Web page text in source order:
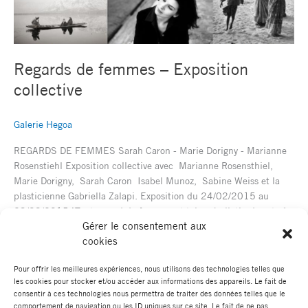
Gérer le consentement aux
cookies
Pour offrir les meilleures expériences, nous utilisons des technologies telles que
les cookies pour stocker et/ou accéder aux informations des appareils. Le fait de
consentir à ces technologies nous permettra de traiter des données telles que le
comportement de navigation ou les ID uniques sur ce site. Le fait de ne pas
Regards de femmes – Exposition
collective
Galerie Hegoa
REGARDS DE FEMMES Sarah Caron - Marie Dorigny - Marianne
Rosenstiehl Exposition collective avec Marianne Rosensthiel,
Marie Dorigny, Sarah Caron Isabel Munoz, Sabine Weiss et la
plasticienne Gabriella Zalapi. Exposition du 24/02/2015 au
29/03/2015 "Tout regard de femme est tel un bulletin de vote à
nouveau glissé dans l’urne de la grande Histoire de la conquête de
leurs droits jusqu’à
Lire la suite »